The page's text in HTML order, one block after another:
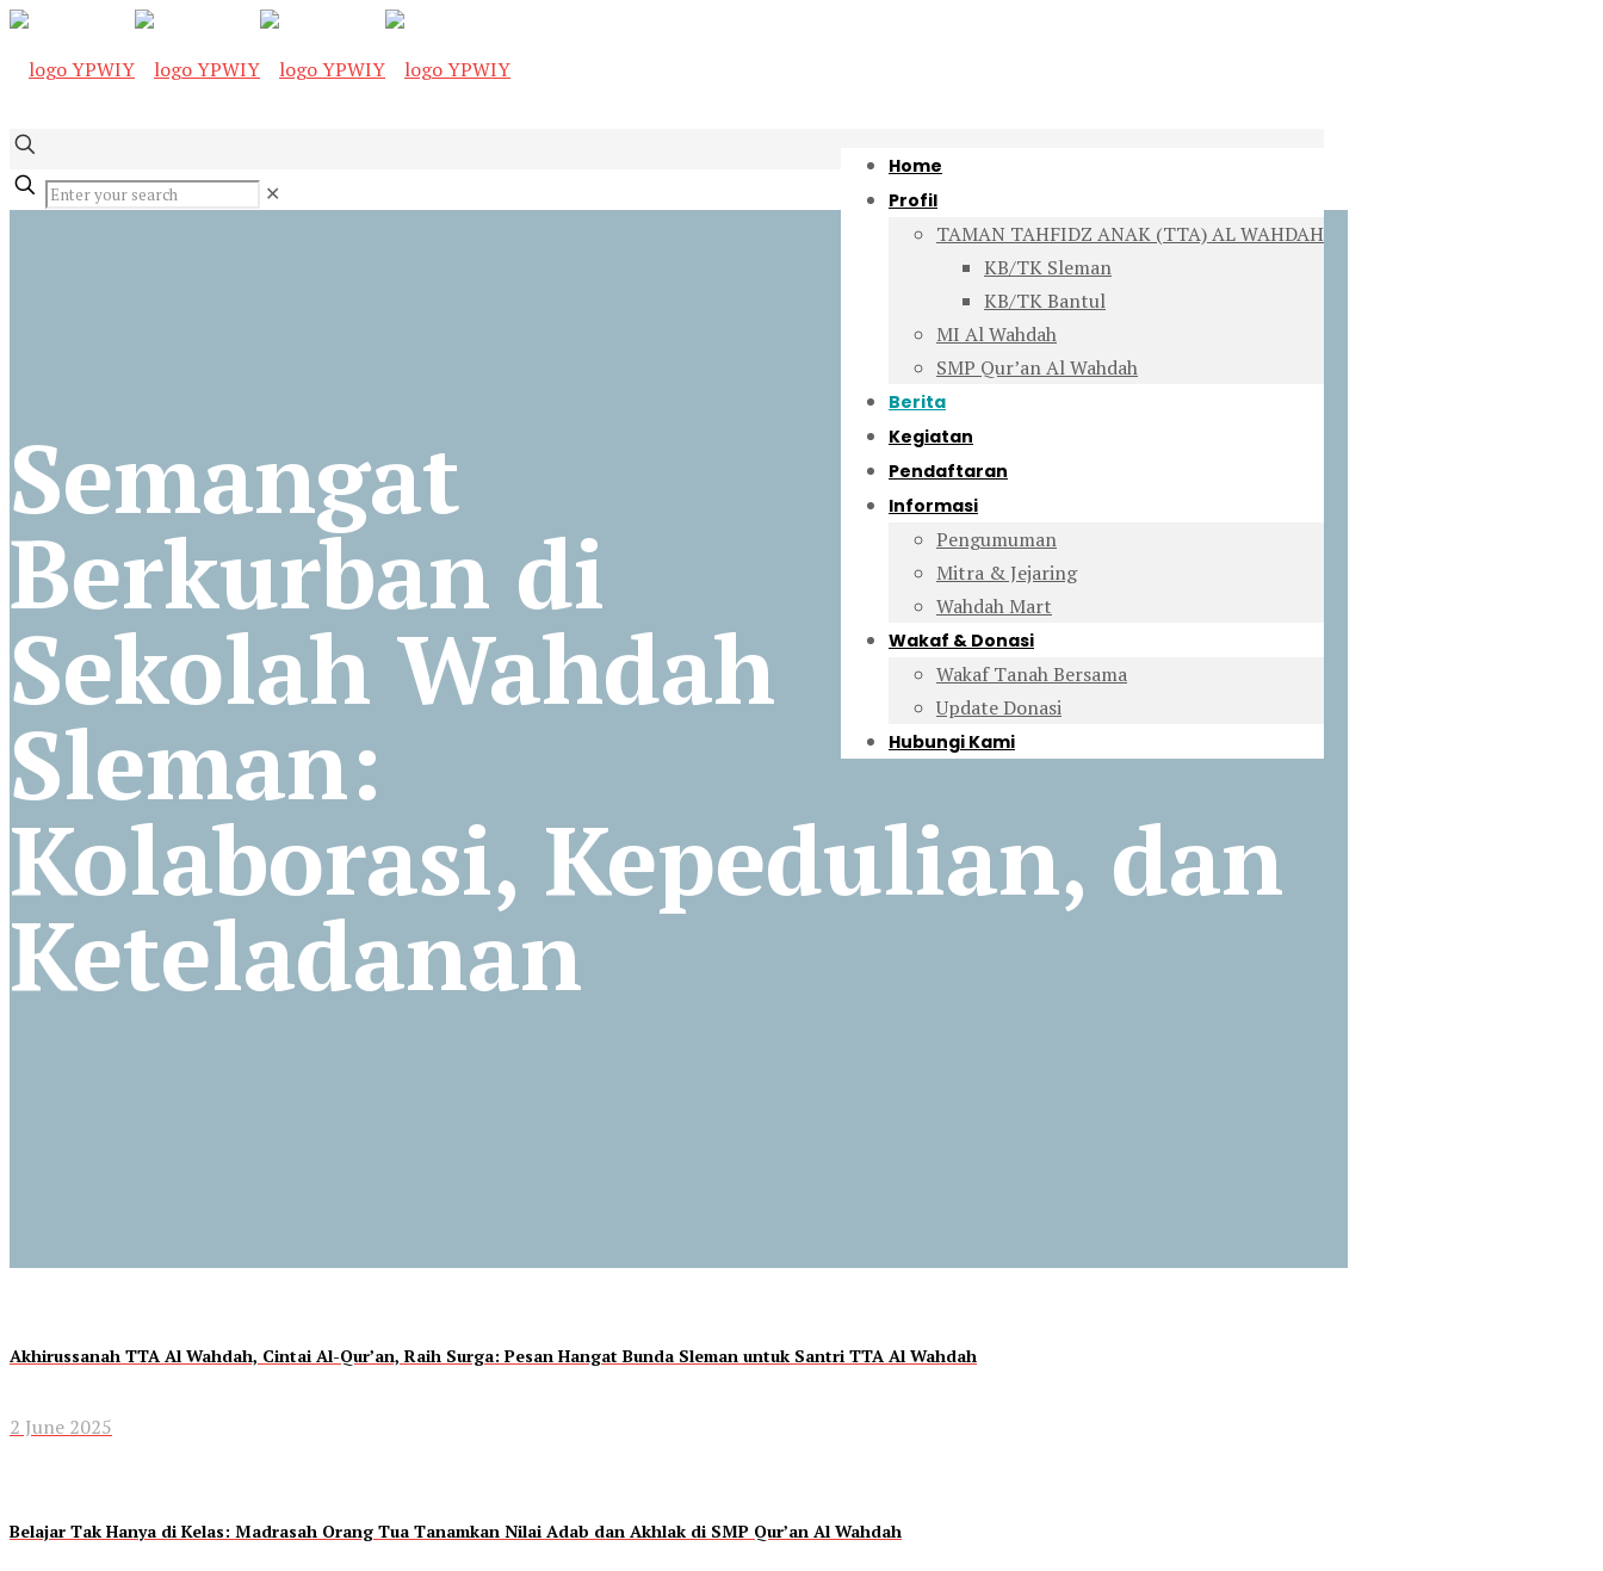
Home
Profil
TAMAN TAHFIDZ ANAK (TTA) AL WAHDAH
KB/TK Sleman
KB/TK Bantul
MI Al Wahdah
SMP Qur’an Al Wahdah
Berita
Kegiatan
Pendaftaran
Informasi
Pengumuman
Mitra & Jejaring
Wahdah Mart
Wakaf & Donasi
Wakaf Tanah Bersama
Update Donasi
Hubungi Kami
✕
Semangat
Berkurban di
Sekolah Wahdah
Sleman:
Kolaborasi, Kepedulian, dan
Keteladanan
Akhirussanah TTA Al Wahdah, Cintai Al-Qur’an, Raih Surga: Pesan Hangat Bunda Sleman untuk Santri TTA Al Wahdah
2 June 2025
Belajar Tak Hanya di Kelas: Madrasah Orang Tua Tanamkan Nilai Adab dan Akhlak di SMP Qur’an Al Wahdah